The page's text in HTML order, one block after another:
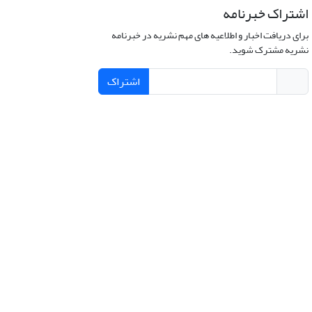
اشتراک خبرنامه
برای دریافت اخبار و اطلاعیه های مهم نشریه در خبرنامه
نشریه مشترک شوید.
اشتراک